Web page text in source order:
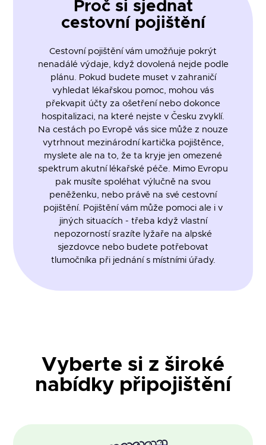
Proč si sjednat
cestovní pojištění
Cestovní pojištění vám umožňuje pokrýt
nenadálé výdaje, když dovolená nejde podle
plánu. Pokud budete muset v zahraničí
vyhledat lékařskou pomoc, mohou vás
překvapit účty za ošetření nebo dokonce
hospitalizaci, na které nejste v Česku zvyklí.
Na cestách po Evropě vás sice může z nouze
vytrhnout mezinárodní kartička pojištěnce,
myslete ale na to, že ta kryje jen omezené
spektrum akutní lékařské péče. Mimo Evropu
pak musíte spoléhat výlučně na svou
peněženku, nebo právě na své cestovní
pojištění. Pojištění vám může pomoci ale i v
jiných situacích - třeba když vlastní
nepozorností srazíte lyžaře na alpské
sjezdovce nebo budete potřebovat
tlumočníka při jednání s místními úřady.
Vyberte si z široké
nabídky připojištění